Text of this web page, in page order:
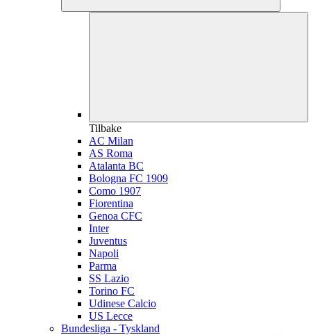
Tilbake
AC Milan
AS Roma
Atalanta BC
Bologna FC 1909
Como 1907
Fiorentina
Genoa CFC
Inter
Juventus
Napoli
Parma
SS Lazio
Torino FC
Udinese Calcio
US Lecce
Bundesliga - Tyskland